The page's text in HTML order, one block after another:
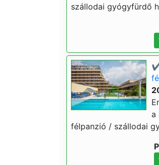
szállodai gyógyfürdő
✔️
a
félpanzió / szállodai